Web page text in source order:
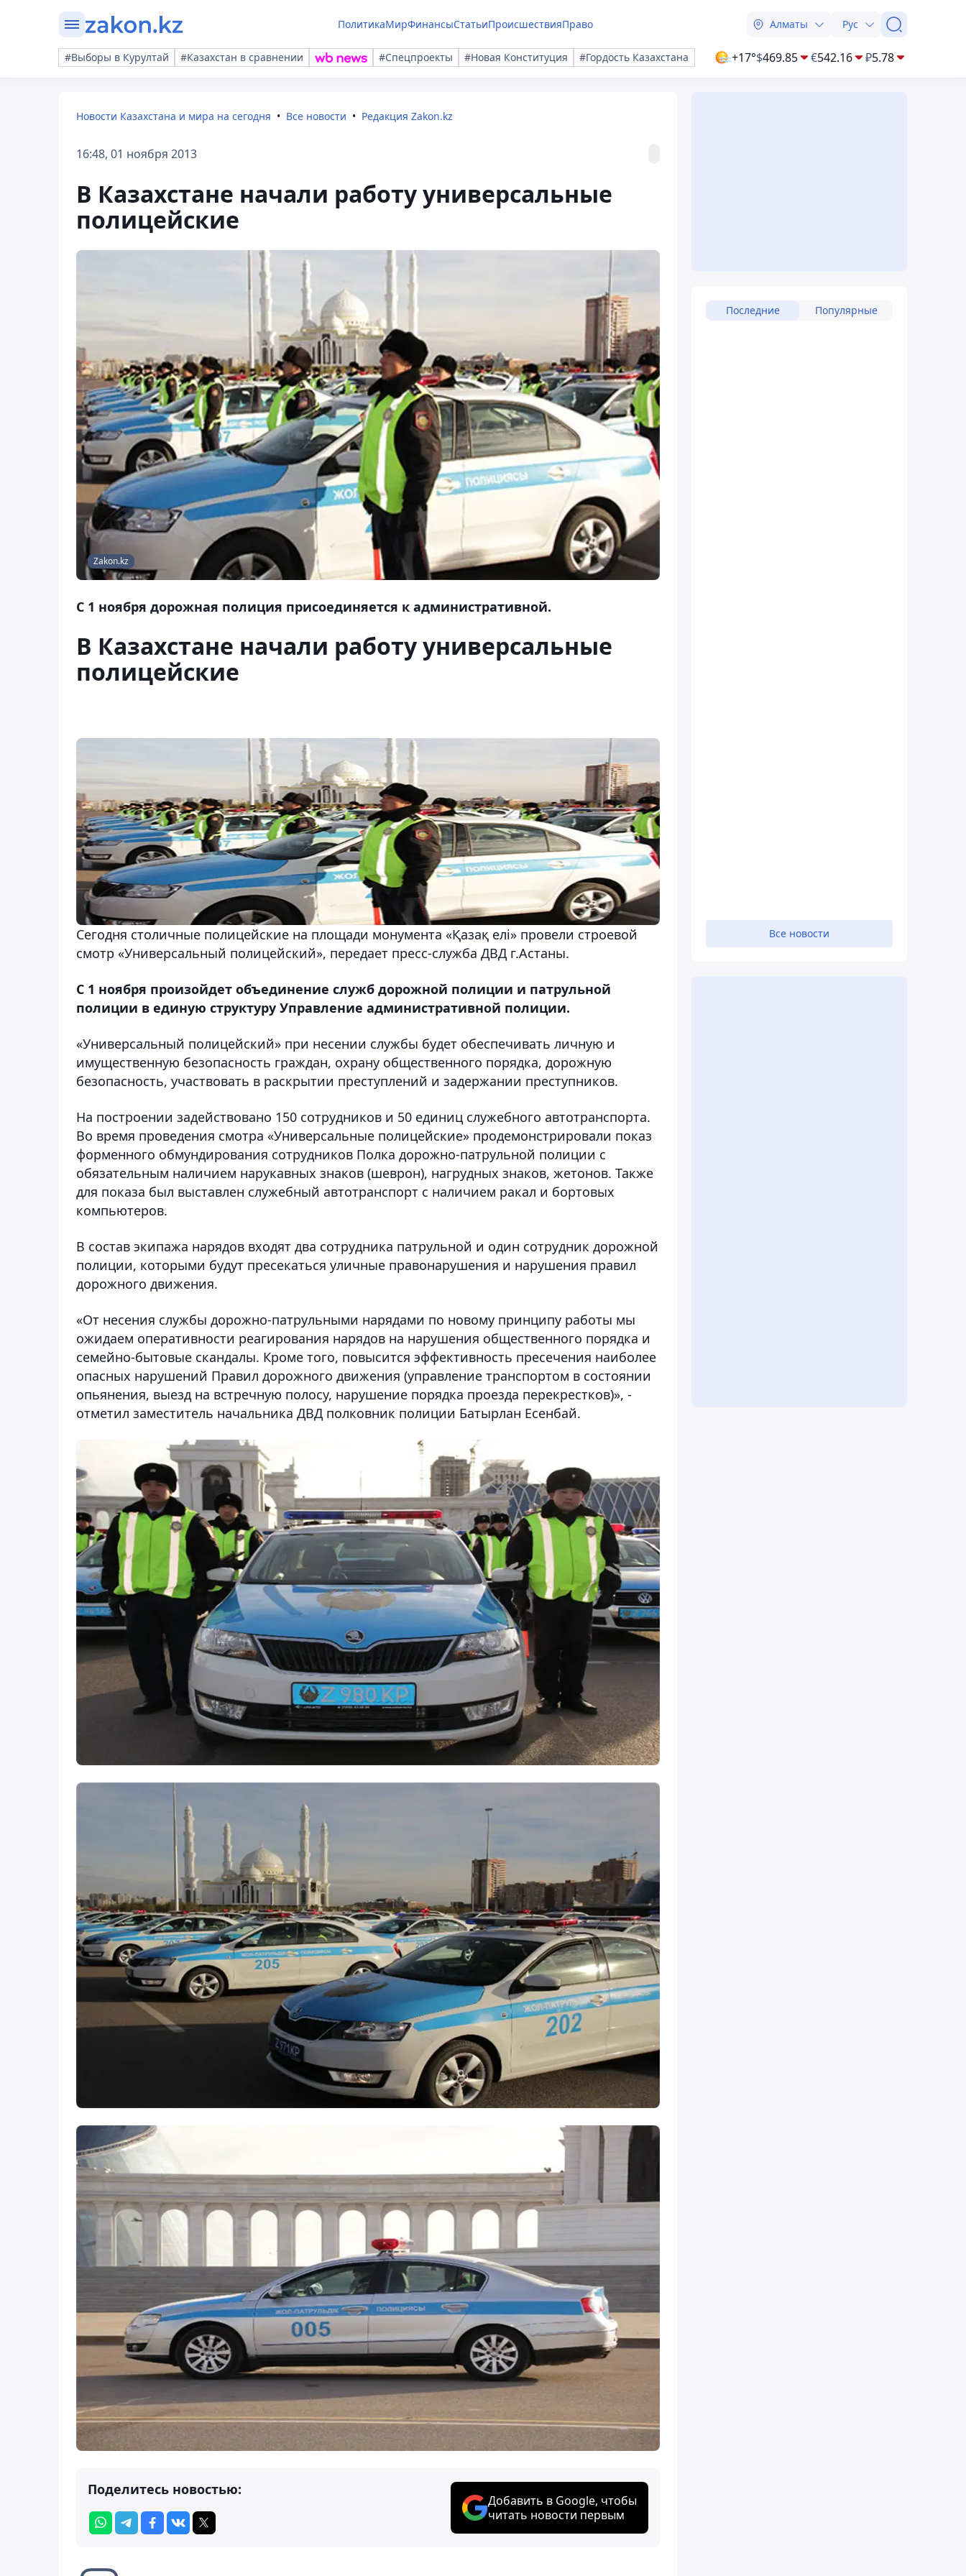
ПолитикаМирФинансыСтатьиПроисшествияПраво Алматы Рус
#Выборы в Курултай #Казахстан в сравнении #Спецпроекты #Новая Конституция #Гордость Казахстана +17°$469.85 €542.16 ₽5.78
Новости Казахстана и мира на сегодня Все новости Редакция Zakon.kz
16:48, 01 ноября 2013
В Казахстане начали работу универсальные
полицейские
Zakon.kz
С 1 ноября дорожная полиция присоединяется к административной.
В Казахстане начали работу универсальные
полицейские
Сегодня столичные полицейские на площади монумента «Қазақ елі» провели строевой
смотр «Универсальный полицейский», передает пресс-служба ДВД г.Астаны.
С 1 ноября произойдет объединение служб дорожной полиции и патрульной
полиции в единую структуру Управление административной полиции.
«Универсальный полицейский» при несении службы будет обеспечивать личную и
имущественную безопасность граждан, охрану общественного порядка, дорожную
безопасность, участвовать в раскрытии преступлений и задержании преступников.
На построении задействовано 150 сотрудников и 50 единиц служебного автотранспорта.
Во время проведения смотра «Универсальные полицейские» продемонстрировали показ
форменного обмундирования сотрудников Полка дорожно-патрульной полиции с
обязательным наличием нарукавных знаков (шеврон), нагрудных знаков, жетонов. Также
для показа был выставлен служебный автотранспорт с наличием ракал и бортовых
компьютеров.
В состав экипажа нарядов входят два сотрудника патрульной и один сотрудник дорожной
полиции, которыми будут пресекаться уличные правонарушения и нарушения правил
дорожного движения.
«От несения службы дорожно-патрульными нарядами по новому принципу работы мы
ожидаем оперативности реагирования нарядов на нарушения общественного порядка и
семейно-бытовые скандалы. Кроме того, повысится эффективность пресечения наиболее
опасных нарушений Правил дорожного движения (управление транспортом в состоянии
опьянения, выезд на встречную полосу, нарушение порядка проезда перекрестков)», -
отметил заместитель начальника ДВД полковник полиции Батырлан Есенбай.
Поделитесь новостью:
Добавить в Google, чтобы
читать новости первым
Последние Популярные
Все новости